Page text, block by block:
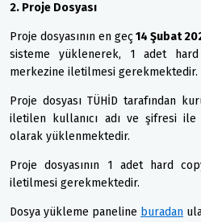
2. Proje Dosyası
Proje dosyasının en geç14 Şubat
sisteme yüklenerek, 1 adet
merkezine iletilmesi gerekmektedir.
Proje dosyası TÜHİD tarafından
iletilen kullanıcı adı ve şifresi ile
olarak yüklenmektedir.
Proje dosyasının 1 adet hard
iletilmesi gerekmektedir.
Dosya yükleme paneline buradan